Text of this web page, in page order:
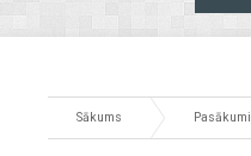
Sākums Pasākumi